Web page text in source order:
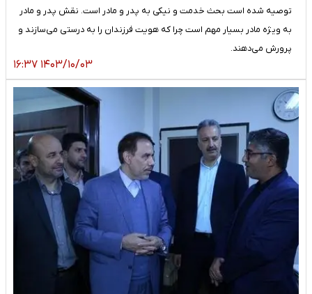
توصیه شده است بحث خدمت و نیکی به پدر و مادر است. نقش پدر و مادر
به ویژه مادر بسیار مهم است چرا که هویت فرزندان را به درستی می‌سازند و
پرورش می‌دهند.
۱۴۰۳/۱۰/۰۳ ۱۶:۳۷